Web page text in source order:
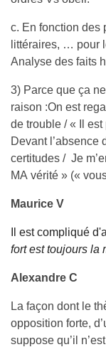
c. En fonction des
littéraires, … pour
Analyse des faits
3) Parce que ça
raison :On est
de trouble / « Il
Devant l’absence
certitudes / Je
MA vérité » («
Maurice V
Il est compliqué
fort est toujours la
Alexandre C
La façon dont le
opposition forte,
suppose qu’il